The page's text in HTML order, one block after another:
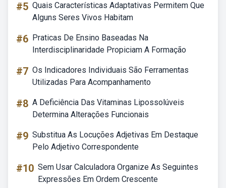
#5 Quais Características Adaptativas Permitem Que
Alguns Seres Vivos Habitam
#6 Praticas De Ensino Baseadas Na
Interdisciplinaridade Propiciam A Formação
#7 Os Indicadores Individuais São Ferramentas
Utilizadas Para Acompanhamento
#8 A Deficiência Das Vitaminas Lipossolúveis
Determina Alterações Funcionais
#9 Substitua As Locuções Adjetivas Em Destaque
Pelo Adjetivo Correspondente
#10 Sem Usar Calculadora Organize As Seguintes
Expressões Em Ordem Crescente